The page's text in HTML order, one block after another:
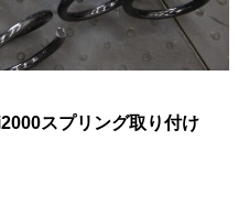
スプリング取り付け